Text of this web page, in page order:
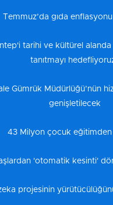
Temmuz’da gıda
tarihi ve kültürel
tanıtmayı
Gümrük Müdürlüğü’nün
genişletilecek
43 Milyon çocuk
'otomatik kesinti'
projesinin